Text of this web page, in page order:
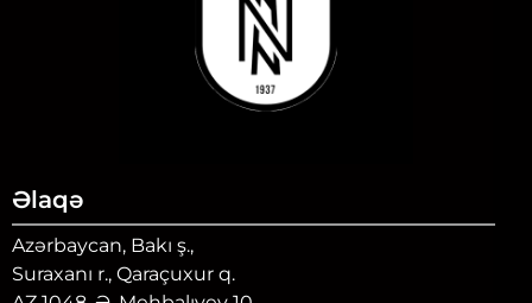
Əlaqə
Azərbaycan, Bakı ş.,
Suraxanı r., Qaraçuxur q.